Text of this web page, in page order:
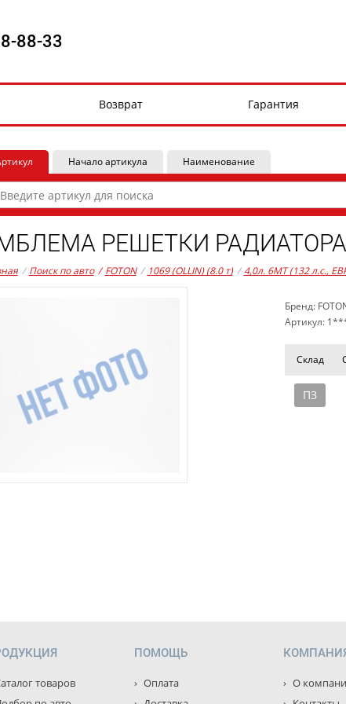
88-33
Возврат Гарантия
Начало артикула Наименование
РЕШЕТКИ РАДИАТОРА
/ Поиск по авто / FOTON / 1069 (OLLIN) (8.0 т) / 4,0л. 6MT (132 л.с.,
Бренд:
Артикул:
Склад
ПЗ
товаров
ПОМОЩЬ
Оплата
О